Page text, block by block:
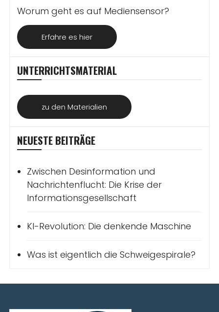
Worum geht es auf Mediensensor?
Erfahre es hier
UNTERRICHTSMATERIAL
zu den Materialien
NEUESTE BEITRÄGE
Zwischen Desinformation und
Nachrichtenflucht: Die Krise der
Informationsgesellschaft
KI-Revolution: Die denkende Maschine
Was ist eigentlich die Schweigespirale?